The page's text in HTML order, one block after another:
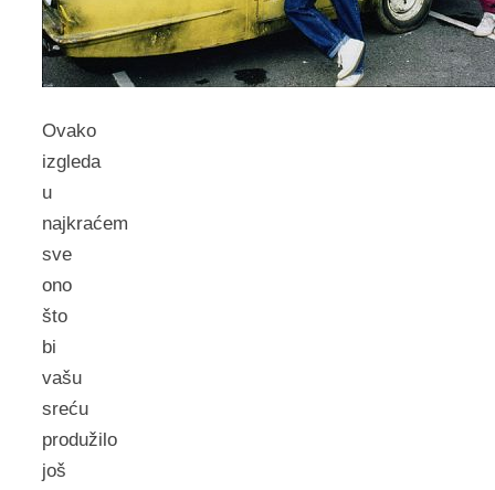
Ovako
izgleda
u
najkraćem
sve
ono
što
bi
vašu
sreću
produžilo
još